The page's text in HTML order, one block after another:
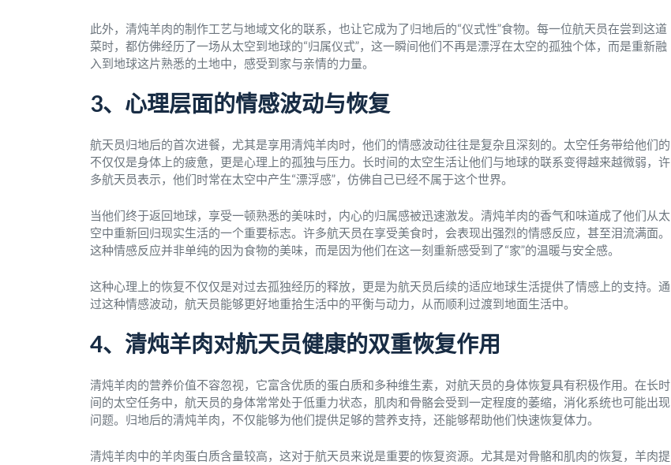
此外，清炖羊肉的制作工艺与地域文化的联系，也让它成为了归地后的“仪式性”食物。每一位航天员在尝到这道
菜时，都仿佛经历了一场从太空到地球的“归属仪式”，这一瞬间他们不再是漂浮在太空的孤独个体，而是重新融
入到地球这片熟悉的土地中，感受到家与亲情的力量。
3、心理层面的情感波动与恢复
航天员归地后的首次进餐，尤其是享用清炖羊肉时，他们的情感波动往往是复杂且深刻的。太空任务带给他们的
不仅仅是身体上的疲惫，更是心理上的孤独与压力。长时间的太空生活让他们与地球的联系变得越来越微弱，许
多航天员表示，他们时常在太空中产生“漂浮感”，仿佛自己已经不属于这个世界。
当他们终于返回地球，享受一顿熟悉的美味时，内心的归属感被迅速激发。清炖羊肉的香气和味道成了他们从太
空中重新回归现实生活的一个重要标志。许多航天员在享受美食时，会表现出强烈的情感反应，甚至泪流满面。
这种情感反应并非单纯的因为食物的美味，而是因为他们在这一刻重新感受到了“家”的温暖与安全感。
这种心理上的恢复不仅仅是对过去孤独经历的释放，更是为航天员后续的适应地球生活提供了情感上的支持。通
过这种情感波动，航天员能够更好地重拾生活中的平衡与动力，从而顺利过渡到地面生活中。
4、清炖羊肉对航天员健康的双重恢复作用
清炖羊肉的营养价值不容忽视，它富含优质的蛋白质和多种维生素，对航天员的身体恢复具有积极作用。在长时
间的太空任务中，航天员的身体常常处于低重力状态，肌肉和骨骼会受到一定程度的萎缩，消化系统也可能出现
问题。归地后的清炖羊肉，不仅能够为他们提供足够的营养支持，还能够帮助他们快速恢复体力。
清炖羊肉中的羊肉蛋白质含量较高，这对于航天员来说是重要的恢复资源。尤其是对骨骼和肌肉的恢复，羊肉提